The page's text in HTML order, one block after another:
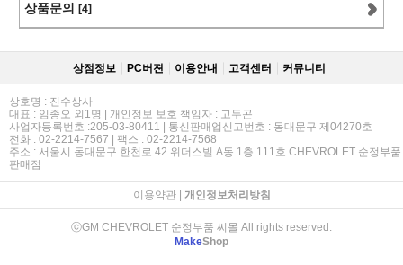
상품문의 [4]
상점정보 PC버젼 이용안내 고객센터 커뮤니티
상호명 : 진수상사
대표 : 임종오 외1명 | 개인정보 보호 책임자 : 고두곤
사업자등록번호 :205-03-80411 | 통신판매업신고번호 : 동대문구 제04270호
전화 : 02-2214-7567 | 팩스 : 02-2214-7568
주소 : 서울시 동대문구 한천로 42 위더스빌 A동 1층 111호 CHEVROLET 순정부품
판매점
이용약관| 개인정보처리방침
ⓒGM CHEVROLET 순정부품 씨몰 All rights reserved.
MakeShop